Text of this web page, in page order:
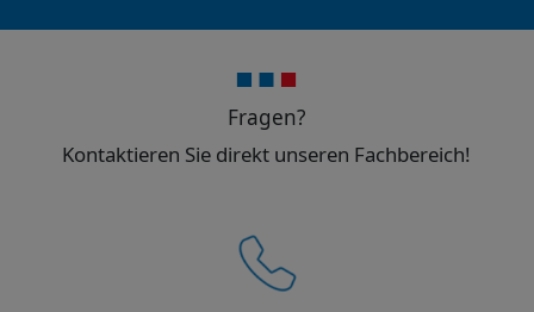
Fragen?
Kontaktieren Sie direkt unseren Fachbereich!